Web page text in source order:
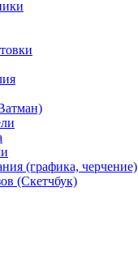
(графика, черчение)
(Скетчбук)